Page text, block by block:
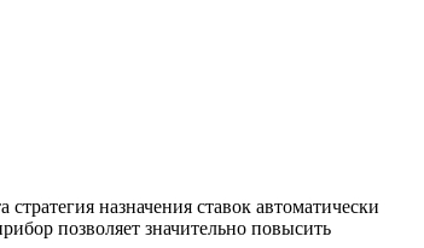
назначения ставок автоматически
позволяет значительно повысить